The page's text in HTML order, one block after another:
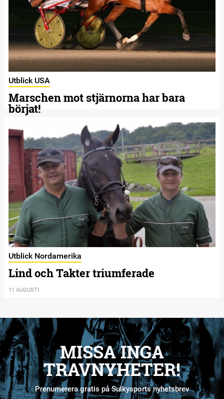
Utblick USA
Marschen mot stjärnorna har bara
börjat!
Utblick Nordamerika
Lind och Takter triumferade
11 AUGUSTI
MISSA INGA
TRAVNYHETER!
Prenumerera gratis på Sulkysports nyhetsbrev